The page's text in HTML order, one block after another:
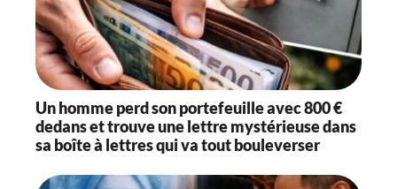
Un homme perd son portefeuille avec 800 €
dedans et trouve une lettre mystérieuse dans
sa boîte à lettres qui va tout bouleverser